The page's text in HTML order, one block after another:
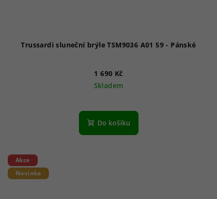
Trussardi sluneční brýle TSM9036 A01 59 - Pánské
1 690 Kč
Skladem
Do košíku
Akce
Novinka